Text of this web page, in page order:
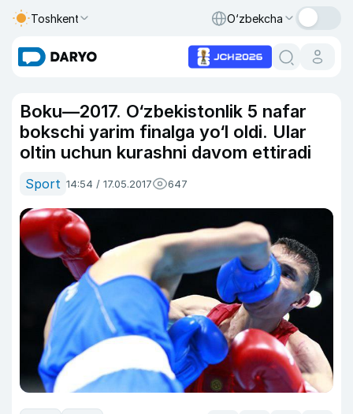
Toshkent O‘zbekcha
Boku—2017. O‘zbekistonlik 5 nafar
bokschi yarim finalga yo‘l oldi. Ular
oltin uchun kurashni davom ettiradi
Sport 14:54 / 17.05.2017 647